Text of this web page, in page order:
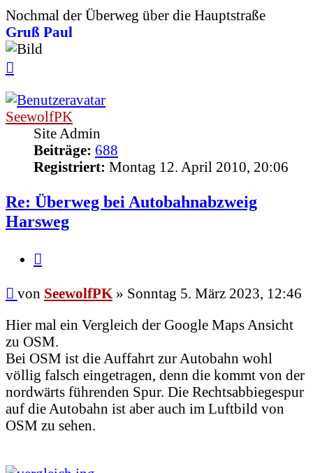
Nochmal der Überweg über die Hauptstraße
Gruß Paul
SeewolfPK
Site Admin
Beiträge: 688
Registriert: Montag 12. April 2010, 20:06
Re: Überweg bei Autobahnabzweig
Harsweg
Beitrag
von SeewolfPK » Sonntag 5. März 2023, 12:46
Hier mal ein Vergleich der Google Maps Ansicht
zu OSM.
Bei OSM ist die Auffahrt zur Autobahn wohl
völlig falsch eingetragen, denn die kommt von der
nordwärts führenden Spur. Die Rechtsabbiegespur
auf die Autobahn ist aber auch im Luftbild von
OSM zu sehen.